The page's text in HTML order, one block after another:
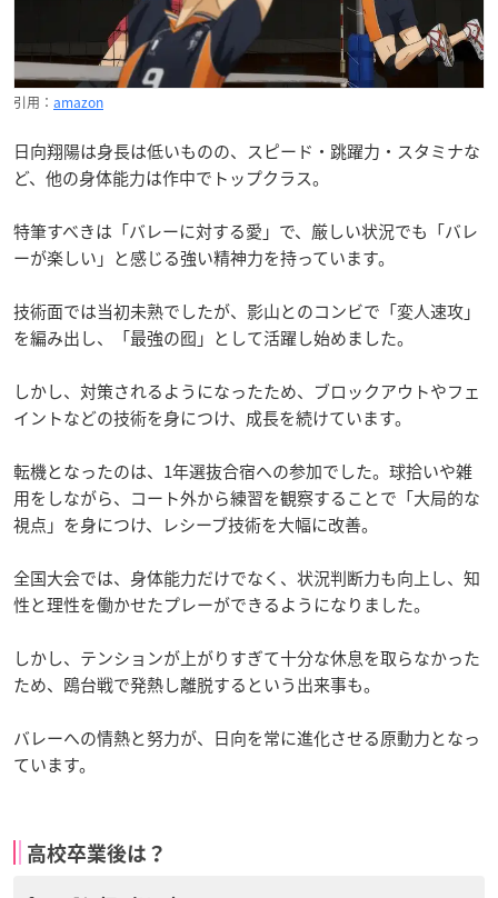
引用： amazon
日向翔陽は身長は低いものの、スピード・跳躍力・スタミナな
ど、他の身体能力は作中でトップクラス。
特筆すべきは「バレーに対する愛」で、厳しい状況でも「バレ
ーが楽しい」と感じる強い精神力を持っています。
技術面では当初未熟でしたが、影山とのコンビで「変人速攻」
を編み出し、「最強の囮」として活躍し始めました。
しかし、対策されるようになったため、ブロックアウトやフェ
イントなどの技術を身につけ、成長を続けています。
転機となったのは、1年選抜合宿への参加でした。球拾いや雑
用をしながら、コート外から練習を観察することで「大局的な
視点」を身につけ、レシーブ技術を大幅に改善。
全国大会では、身体能力だけでなく、状況判断力も向上し、知
性と理性を働かせたプレーができるようになりました。
しかし、テンションが上がりすぎて十分な休息を取らなかった
ため、鴎台戦で発熱し離脱するという出来事も。
バレーへの情熱と努力が、日向を常に進化させる原動力となっ
ています。
高校卒業後は？